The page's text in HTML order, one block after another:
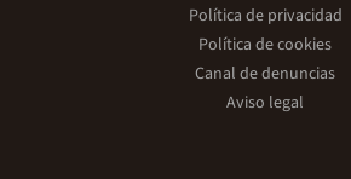
Política de privacidad
Política de cookies
Canal de denuncias
Aviso legal